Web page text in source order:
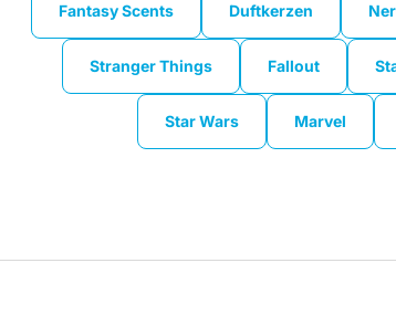
Fantasy Scents
Fantasy Scents
Duftkerzen
Duftkerzen
Stranger Things
Stranger Things
Fallout
Fallout
Star Wars
Marvel